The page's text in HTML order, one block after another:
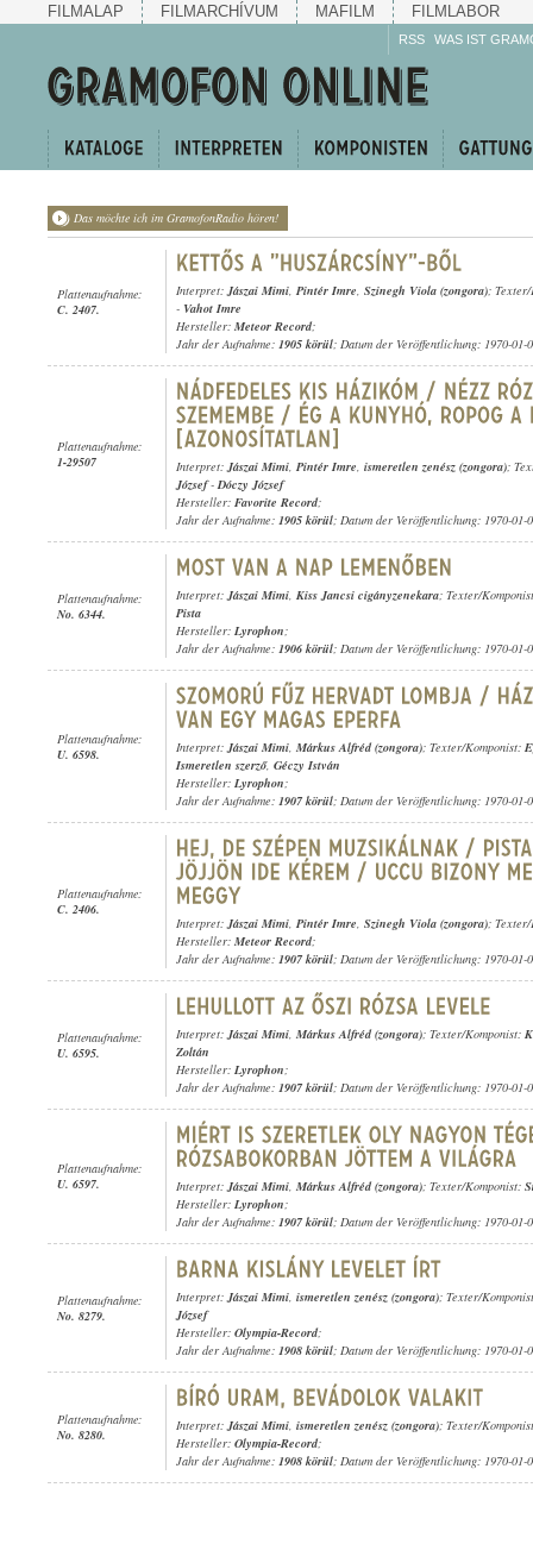
FILMALAP FILMARCHÍVUM MAFILM FILMLABOR
RSS WAS IST
Das möchte ich im GramofonRadio hören!
Plattenaufnahme:
C. 2407.
Interpret:Jászai Mimi, Pintér Imre, Szinegh Viola (zongora);
- Vahot Imre
Hersteller: Meteor Record;
Jahr der Aufnahme: 1905 körül; Datum der Veröffentlichung: 1970-01-
Plattenaufnahme:
1-29507
Interpret:Jászai Mimi, Pintér Imre, ismeretlen zenész (zongora);
József-Dóczy József
Hersteller: Favorite Record;
Jahr der Aufnahme: 1905 körül; Datum der Veröffentlichung: 1970-01-
Plattenaufnahme:
No. 6344.
Interpret:Jászai Mimi, Kiss Jancsi cigányzenekara; Texter/
Pista
Hersteller: Lyrophon;
Jahr der Aufnahme: 1906 körül; Datum der Veröffentlichung: 1970-01-
Plattenaufnahme:
U. 6598.
Interpret:Jászai Mimi, Márkus Alfréd (zongora); Texter/Komponist:
Ismeretlen szerző, Géczy István
Hersteller: Lyrophon;
Jahr der Aufnahme: 1907 körül; Datum der Veröffentlichung: 1970-01-
Plattenaufnahme:
C. 2406.
Interpret:Jászai Mimi, Pintér Imre, Szinegh Viola (zongora); Texter/
Hersteller: Meteor Record;
Jahr der Aufnahme: 1907 körül; Datum der Veröffentlichung: 1970-01-
Plattenaufnahme:
U. 6595.
Interpret:Jászai Mimi, Márkus Alfréd (zongora); Texter/Komponist:
Zoltán
Hersteller: Lyrophon;
Jahr der Aufnahme: 1907 körül; Datum der Veröffentlichung: 1970-01-
Plattenaufnahme:
U. 6597.
Interpret:Jászai Mimi, Márkus Alfréd (zongora); Texter/Komponist:
Hersteller: Lyrophon;
Jahr der Aufnahme: 1907 körül; Datum der Veröffentlichung: 1970-01-
Plattenaufnahme:
No. 8279.
Interpret:Jászai Mimi, ismeretlen zenész (zongora); Texter/
József
Hersteller: Olympia-Record;
Jahr der Aufnahme: 1908 körül; Datum der Veröffentlichung: 1970-01-
Plattenaufnahme:
No. 8280.
Interpret:Jászai Mimi, ismeretlen zenész (zongora); Texter/
Hersteller: Olympia-Record;
Jahr der Aufnahme: 1908 körül; Datum der Veröffentlichung: 1970-01-